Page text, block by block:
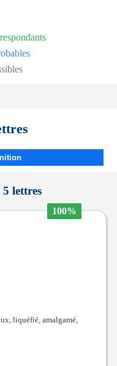
lettres
100%
liquéfié, amalgamé,